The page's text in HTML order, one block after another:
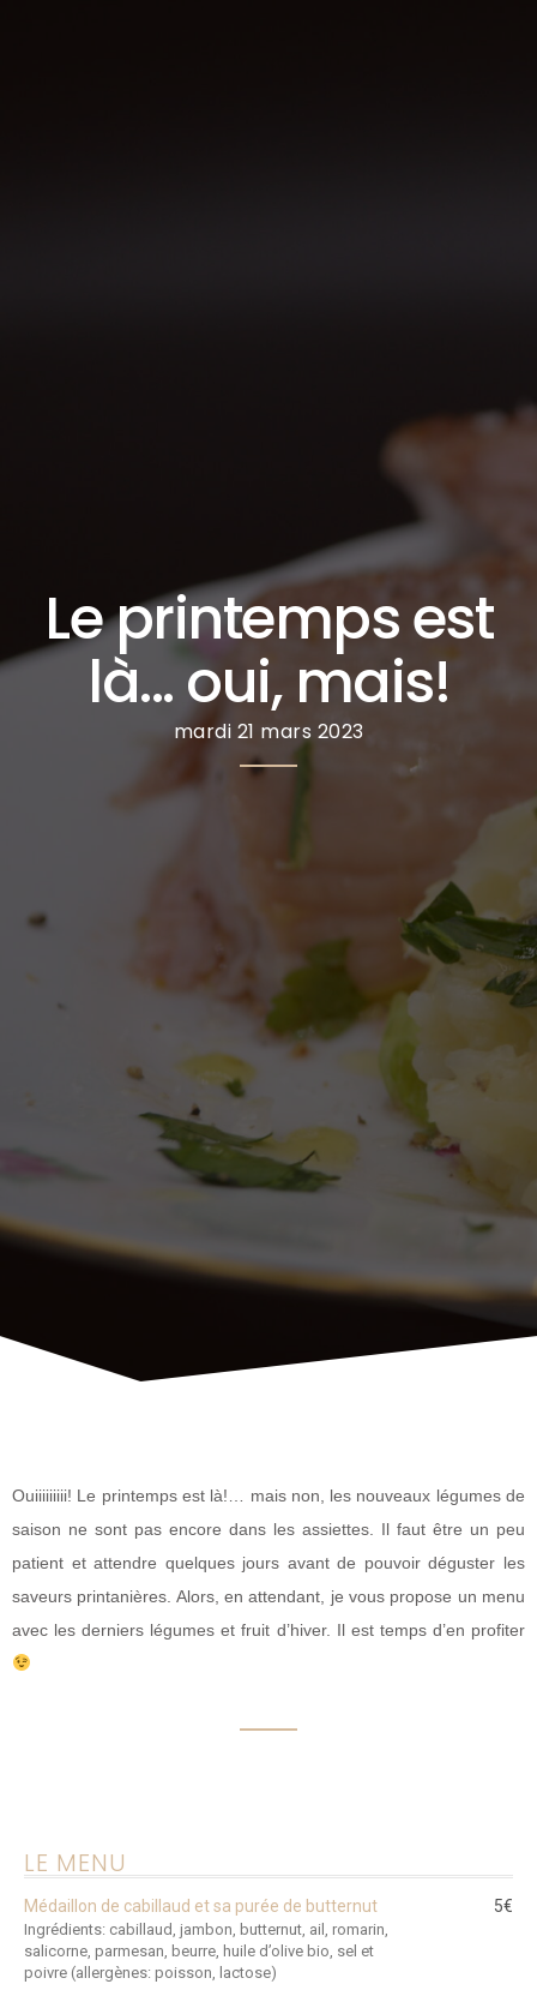
Le printemps est
là... oui, mais!
mardi 21 mars 2023
Ouiiiiiiiii! Le printemps est là!… mais non, les nouveaux légumes de
saison ne sont pas encore dans les assiettes. Il faut être un peu
patient et attendre quelques jours avant de pouvoir déguster les
saveurs printanières. Alors, en attendant, je vous propose un menu
avec les derniers légumes et fruit d’hiver. Il est temps d’en profiter
LE MENU
Médaillon de cabillaud et sa purée de butternut
Ingrédients: cabillaud, jambon, butternut, ail, romarin,
salicorne, parmesan, beurre, huile d’olive bio, sel et
poivre (allergènes: poisson, lactose)
5€